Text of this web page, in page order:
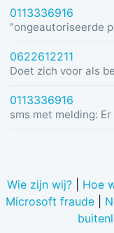
0113336916
0622612211
0113336916
Wie zijn wij?| Hoe
Microsoft fraude